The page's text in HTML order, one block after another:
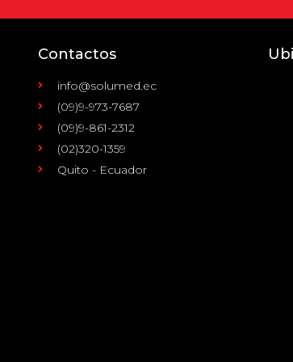
Contactos
info@solumed.ec
(09)9-973-7687
(09)9-861-2312
(02)320-1359
Quito - Ecuador